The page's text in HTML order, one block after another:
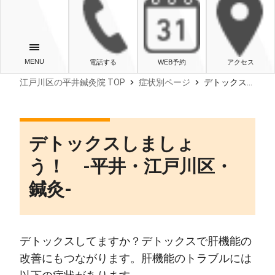
電話する WEB予約 アクセス
江戸川区の平井鍼灸院 TOP chevron_right 症状別ページ chevron_right デトックスしましょう！ -平井・江戸川区・鍼灸‐
デトックスしましょ
う！ -平井・江戸川区・
鍼灸‐
デトックスしてますか？デトックスで肝機能の
改善にもつながります。肝機能のトラブルには